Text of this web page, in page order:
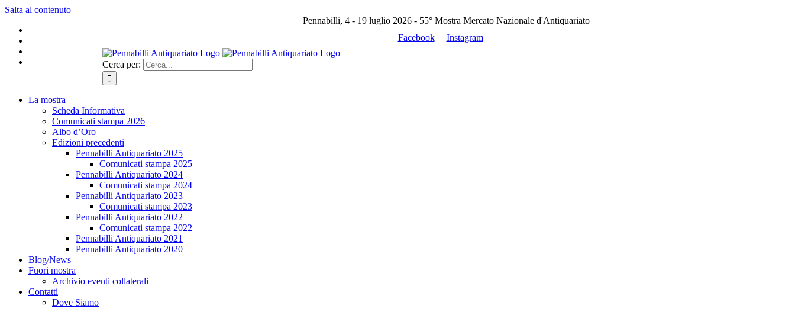
Salta al contenuto
Pennabilli, 4 - 19 luglio 2026 - 55° Mostra Mercato Nazionale d'Antiquariato
Facebook
Instagram
Cerca per:
La mostra
Scheda Informativa
Comunicati stampa 2026
Albo d’Oro
Edizioni precedenti
Pennabilli Antiquariato 2025
Comunicati stampa 2025
Pennabilli Antiquariato 2024
Comunicati stampa 2024
Pennabilli Antiquariato 2023
Comunicati stampa 2023
Pennabilli Antiquariato 2022
Comunicati stampa 2022
Pennabilli Antiquariato 2021
Pennabilli Antiquariato 2020
Blog/News
Fuori mostra
Archivio eventi collaterali
Contatti
Dove Siamo